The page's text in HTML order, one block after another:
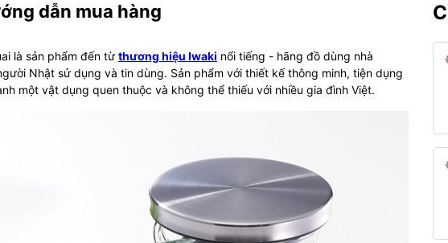
dẫn mua hàng
là sản phẩm đến từ thương hiệu Iwaki nổi tiếng - hãng đồ dùng nhà
Nhật sử dụng và tin dùng. Sản phẩm với thiết kế thông minh, tiện dụng
một vật dụng quen thuộc và không thể thiếu với nhiều gia đình Việt.